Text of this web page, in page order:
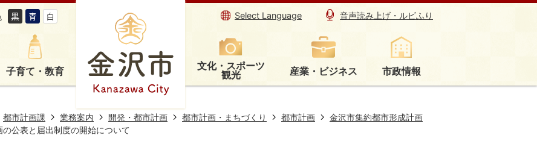
Select Language 音声読み上げ・ルビふり
子育て・教育 文化・スポーツ
観光 産業・ビジネス 市政情報
都市計画課 業務案内 開発・都市計画 都市計画・まちづくり 都市計画
金沢市集約都市形成計画
公表と届出制度の開始について